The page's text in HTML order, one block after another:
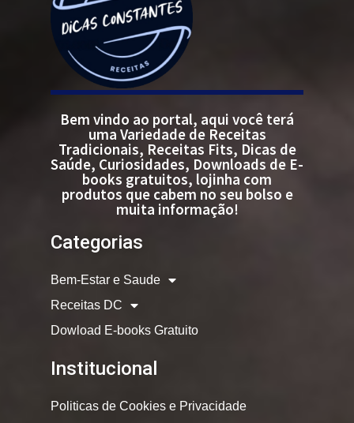
Bem vindo ao portal, aqui você terá
uma Variedade de Receitas
Tradicionais, Receitas Fits, Dicas de
Saúde, Curiosidades, Downloads de E-
books gratuitos, lojinha com
produtos que cabem no seu bolso e
muita informação!
Categorias
Bem-Estar e Saude
Receitas DC
Dowload E-books Gratuito
Institucional
Politicas de Cookies e Privacidade